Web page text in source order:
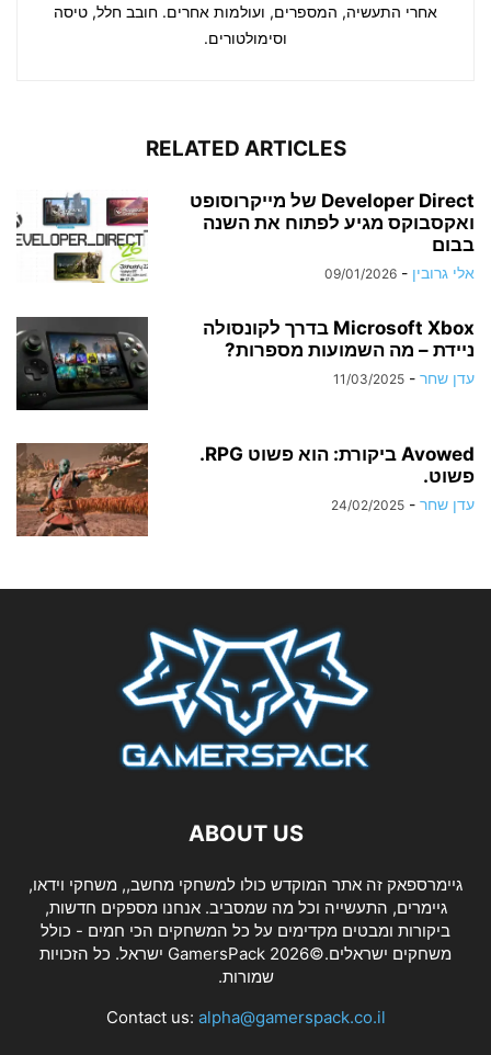
אחרי התעשיה, המספרים, ועולמות אחרים. חובב חלל, טיסה
וסימולטורים.
RELATED ARTICLES
Developer Direct של מייקרוסופט
ואקסבוקס מגיע לפתוח את השנה
בבום
אלי גרובין -
09/01/2026
Microsoft Xbox בדרך לקונסולה
ניידת – מה השמועות מספרות?
עדן שחר -
11/03/2025
Avowed ביקורת: הוא פשוט RPG.
פשוט.
עדן שחר -
24/02/2025
ABOUT US
גיימרספאק זה אתר המוקדש כולו למשחקי מחשב,, משחקי וידאו,
גיימרים, התעשייה וכל מה שמסביב. אנחנו מספקים חדשות,
ביקורות ומבטים מקדימים על כל המשחקים הכי חמים - כולל
משחקים ישראלים.©2026 GamersPack ישראל. כל הזכויות
שמורות.
Contact us: alpha@gamerspack.co.il